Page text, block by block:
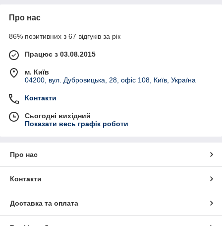
Про нас
86% позитивних з 67 відгуків за рік
Працює з 03.08.2015
м. Київ
04200, вул. Дубровицька, 28, офіс 108, Київ, Україна
Контакти
Сьогодні вихідний
Показати весь графік роботи
Про нас
Контакти
Доставка та оплата